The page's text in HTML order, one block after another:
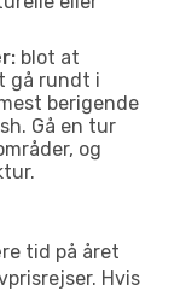
blot at
gå rundt i
berigende
Gå en tur
og
tid på året
Hvis